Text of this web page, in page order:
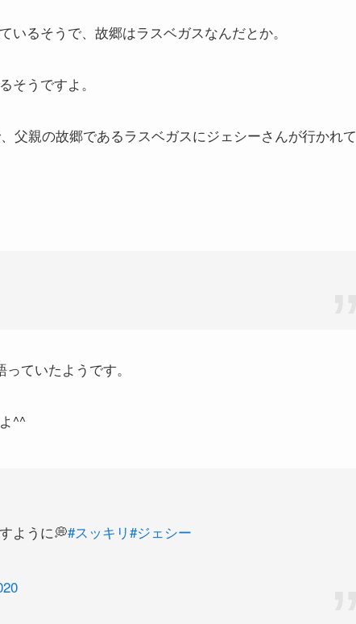
るそうで、故郷はラスベガスなんだとか。
そうですよ。
父親の故郷であるラスベガスにジェシーさんが行かれて
ていたようです。
^^
ように💭 #スッキリ #ジェシー